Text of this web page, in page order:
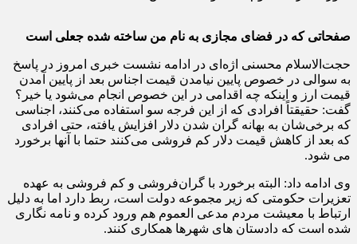
صفحاتی که در فضای مجازی به نام من ساخته شده جعلی است
حجت‌الاسلام محسنی اژه‌ای در ادامه نشست خبری امروز در پاسخ
به سوالی در خصوص پایین نیامدن قیمت اجناس بعد از پایین آمدن
قیمت ارز و اینکه چه اقدامی در این خصوص انجام می‌شود یا خیر؟
گفت: حقیقتاً افرادی که از این فرجه سو استفاده می‌کنند، اجناسی
که برخی‌شان به بهانه گران شدن دلار افزایش یافته، حتی افرادی
که بعد از کاهش قیمت دلار کم فروشی می‌کنند حتما با آنها برخورد
می شود.
وی ادامه داد: البته برخورد با گران‌فروشی و کم فروشی به عهده
تعزیرات حکومتی که زیر مجموعه دولت است، ربط دارد اما به دلیل
ارتباط با معیشت مردم مدعی العموم هم ورود کرده و نامه نگاری
شده است که دادستان های شهرها همکاری کنند.